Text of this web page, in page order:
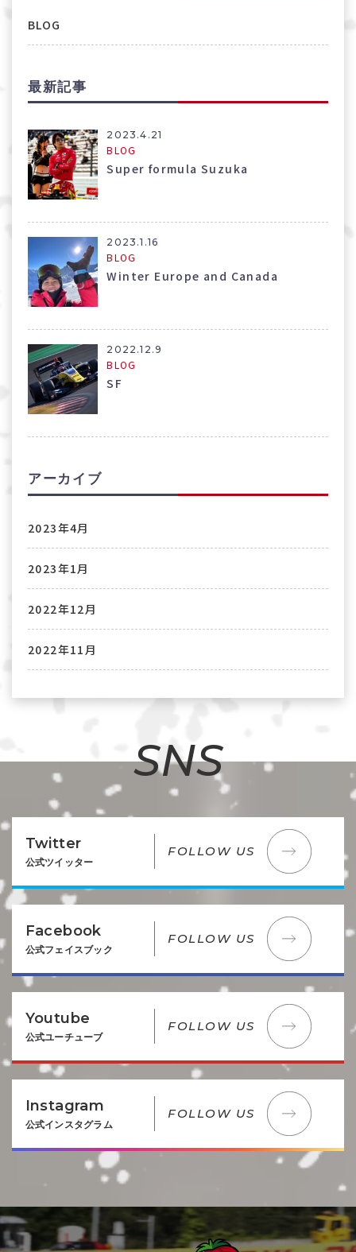
BLOG
最新記事
2023.4.21
BLOG
Super formula Suzuka
2023.1.16
BLOG
Winter Europe and Canada
2022.12.9
BLOG
SF
アーカイブ
2023年4月
2023年1月
2022年12月
2022年11月
SNS
Twitter
公式ツイッター
FOLLOW US
Facebook
公式フェイスブック
FOLLOW US
Youtube
公式ユーチューブ
FOLLOW US
Instagram
公式インスタグラム
FOLLOW US